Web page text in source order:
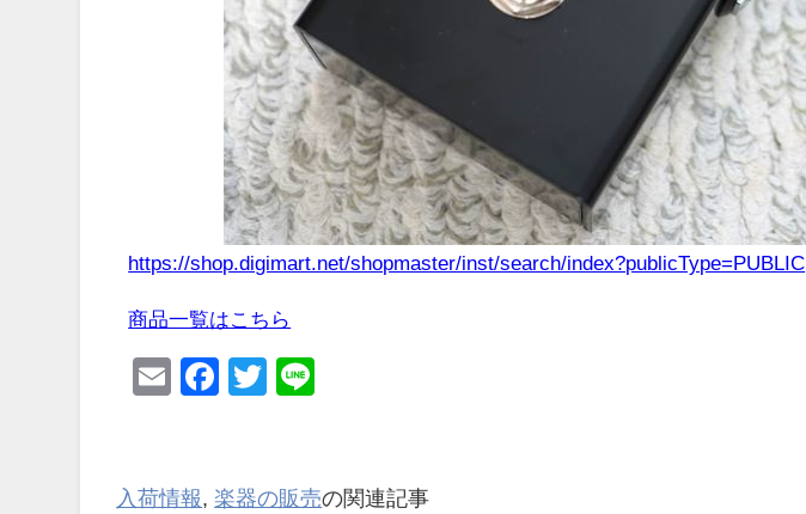
https://shop.digimart.net/shopmaster/inst/search/index?publicType=PUBLIC
商品一覧はこちら
EmailFacebook
Twitter
入荷情報,楽器の販売の関連記事